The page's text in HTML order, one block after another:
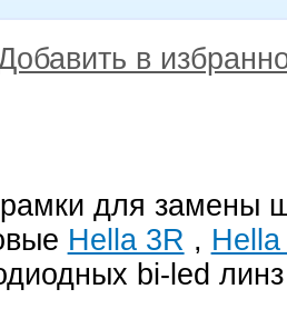
в
для замены
Hella 3R ,
bi-led